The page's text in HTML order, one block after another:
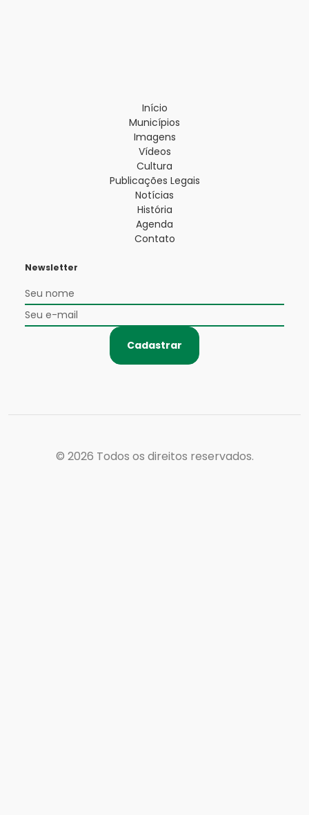
Início
Municípios
Imagens
Vídeos
Cultura
Publicações Legais
Notícias
História
Agenda
Contato
Newsletter
Cadastrar
© 2026 Todos os direitos reservados.